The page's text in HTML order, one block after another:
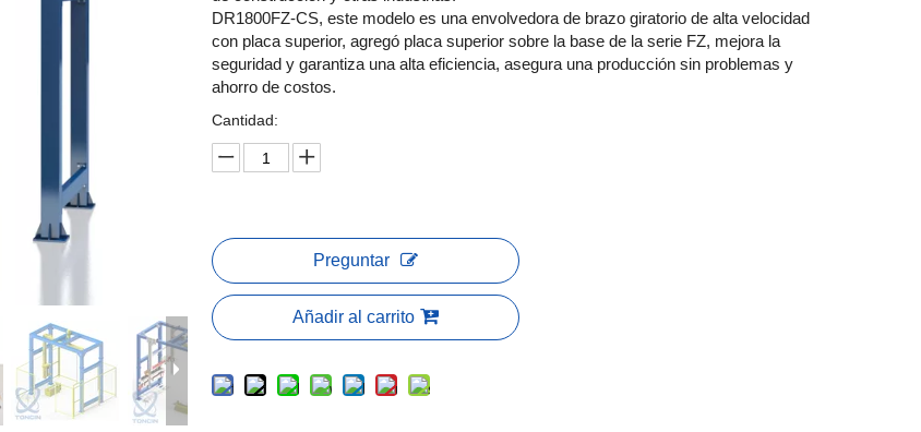
DR1800FZ-CS, este modelo es una envolvedora de brazo giratorio de alta velocidad
con placa superior, agregó placa superior sobre la base de la serie FZ, mejora la
seguridad y garantiza una alta eficiencia, asegura una producción sin problemas y
ahorro de costos.
Cantidad:
Preguntar
Añadir al carrito